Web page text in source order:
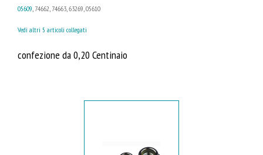
05609, 74662, 74663, 63269, 05610
Vedi altri 5 articoli collegati
confezione da 0,20 Centinaio